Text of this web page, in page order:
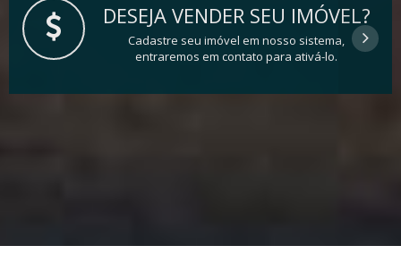
DESEJA VENDER SEU IMÓVEL?
Cadastre seu imóvel em nosso sistema,
entraremos em contato para ativá-lo.